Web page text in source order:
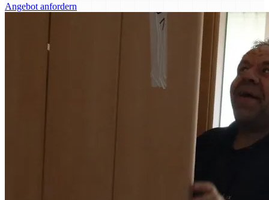
Angebot anfordern